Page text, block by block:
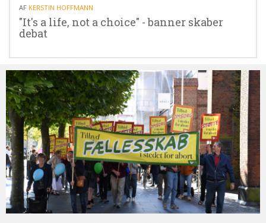
AF KERSTIN HOFFMANN
"It's a life, not a choice" - banner skaber
debat
Bliv
medlem
af
Retten
til
Liv